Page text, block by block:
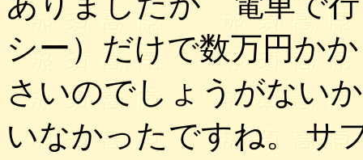
シー）だけで数万円か
さいのでしょうがない
いなかったですね。 サ